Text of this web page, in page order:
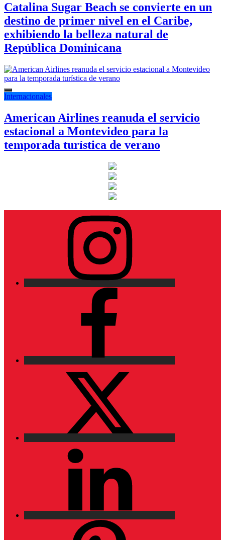
Catalina Sugar Beach se convierte en un
destino de primer nivel en el Caribe,
exhibiendo la belleza natural de
República Dominicana
Internacionales
American Airlines reanuda el servicio
estacional a Montevideo para la
temporada turística de verano